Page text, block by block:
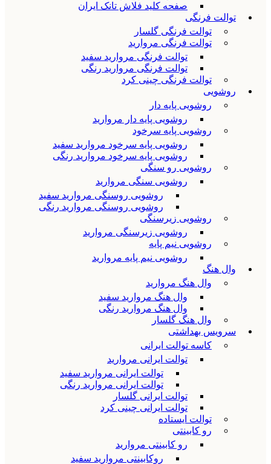
صفحه کلید فلاش تانک ایران
توالت فرنگی
توالت فرنگی گلسار
توالت فرنگی مروارید
توالت فرنگی مروارید سفید
توالت فرنگی مروارید رنگی
توالت فرنگی چینی کرد
روشویی
روشویی پایه دار
روشویی پایه دار مروارید
روشویی پایه سرخود
روشویی پایه سرخود مروارید سفید
روشویی پایه سرخود مروارید رنگی
روشویی رو سنگی
روشویی سنگی مروارید
روشویی روسنگی مروارید سفید
روشویی روسنگی مروارید رنگی
روشویی زیرسنگی
روشویی زیرسنگی مروارید
روشویی نیم پایه
روشویی نیم پایه مروارید
وال هنگ
وال هنگ مروارید
وال هنگ مروارید سفید
وال هنگ مروارید رنگی
وال هنگ گلسار
سرویس بهداشتی
کاسه توالت ایرانی
توالت ایرانی مروارید
توالت ایرانی مروارید سفید
توالت ایرانی مروارید رنگی
توالت ایرانی گلسار
توالت ایرانی چینی کرد
توالت ایستاده
رو کابینتی
رو کابینتی مروارید
روکابینتی مروارید سفید